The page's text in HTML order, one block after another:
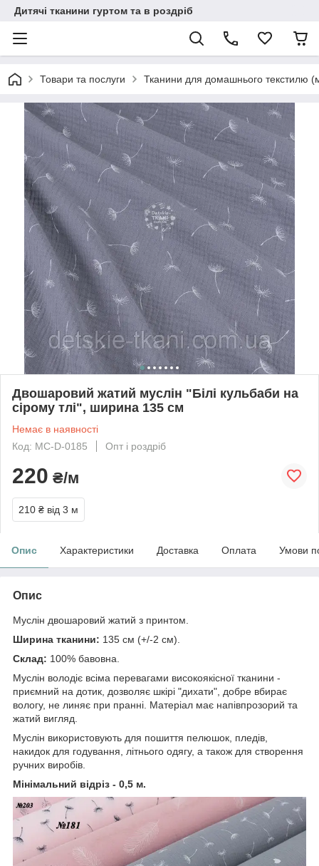
Дитячі тканини гуртом та в роздріб
Товари та послуги Тканини для домашнього текстилю
Двошаровий жатий муслін "Білі кульбаби на
сірому тлі", ширина 135 см
Немає в наявності
Код: МС-D-0185
Опт і роздріб
220 ₴/м
210 ₴ від 3 м
Опис Характеристики Доставка Оплата Умови
Опис
Муслін двошаровий жатий з принтом.
Ширина тканини: 135 см (+/-2 см).
Склад: 100% бавовна.
Муслін володіє всіма перевагами високоякісної тканини -
приємний на дотик, дозволяє шкірі "дихати", добре вбирає
вологу, не линяє при пранні. Матеріал має напівпрозорий та
жатий вигляд.
Муслін використовують для пошиття пелюшок, пледів,
накидок для годування, літнього одягу, а також для створення
ручних виробів.
Мінімальний відріз - 0,5 м.